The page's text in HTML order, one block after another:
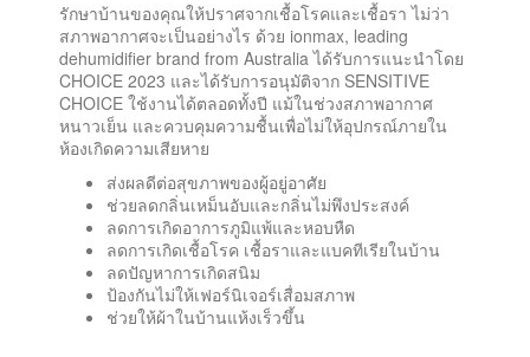
รักษาบ้านของคุณให้ปราศจากเชื้อโรคและเชื้อรา ไม่ว่า
สภาพอากาศจะเป็นอย่างไร ด้วย ionmax, leading
dehumidifier brand from Australia ได้รับการแนะนำโดย
CHOICE 2023 และได้รับการอนุมัติจาก SENSITIVE
CHOICE ใช้งานได้ตลอดทั้งปี แม้ในช่วงสภาพอากาศ
หนาวเย็น และควบคุมความชื้นเพื่อไม่ให้อุปกรณ์ภายใน
ห้องเกิดความเสียหาย
ส่งผลดีต่อสุขภาพของผู้อยู่อาศัย
ช่วยลดกลิ่นเหม็นอับและกลิ่นไม่พึงประสงค์
ลดการเกิดอาการภูมิแพ้และหอบหืด
ลดการเกิดเชื้อโรค เชื้อราและแบคทีเรียในบ้าน
ลดปัญหาการเกิดสนิม
ป้องกันไม่ให้เฟอร์นิเจอร์เสื่อมสภาพ
ช่วยให้ผ้าในบ้านแห้งเร็วขึ้น